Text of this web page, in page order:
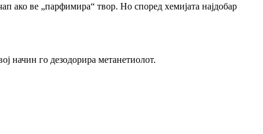
ако ве „парфимира“ твор. Но според хемијата најдобар
начин го дезодорира метанетиолот.